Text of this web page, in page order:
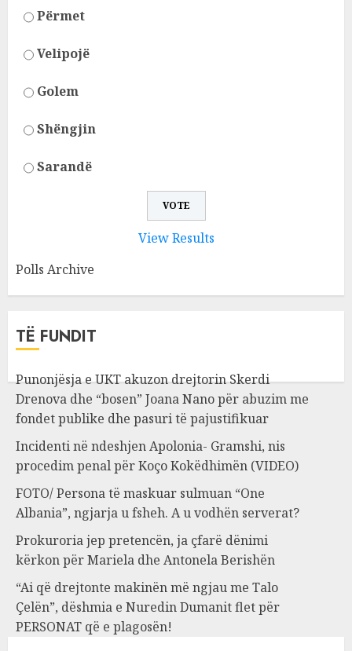
Përmet
Velipojë
Golem
Shëngjin
Sarandë
View Results
Polls Archive
TË FUNDIT
Punonjësja e UKT akuzon drejtorin Skerdi
Drenova dhe “bosen” Joana Nano për abuzim me
fondet publike dhe pasuri të pajustifikuar
Incidenti në ndeshjen Apolonia- Gramshi, nis
procedim penal për Koço Kokëdhimën (VIDEO)
FOTO/ Persona të maskuar sulmuan “One
Albania”, ngjarja u fsheh. A u vodhën serverat?
Prokuroria jep pretencën, ja çfarë dënimi
kërkon për Mariela dhe Antonela Berishën
“Ai që drejtonte makinën më ngjau me Talo
Çelën”, dëshmia e Nuredin Dumanit flet për
PERSONAT që e plagosën!